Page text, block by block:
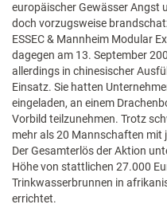
europäischer Gewässer Angst
doch vorzugsweise
ESSEC & Mannheim Modular
dagegen am 13. September
allerdings in chinesischer
Einsatz. Sie hatten
eingeladen, an einem
Vorbild teilzunehmen. Trotz
mehr als 20 Mannschaften mit
Der Gesamterlös der Aktion
Höhe von stattlichen 27.000
Trinkwasserbrunnen in
errichtet.